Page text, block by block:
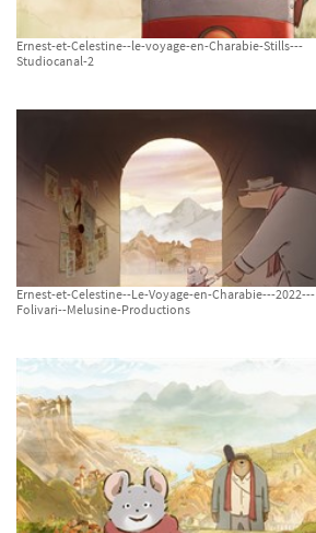
Ernest-et-Celestine--le-voyage-en-Charabie-Stills---
Studiocanal-2
Ernest-et-Celestine--Le-Voyage-en-Charabie---2022---
Folivari--Melusine-Productions